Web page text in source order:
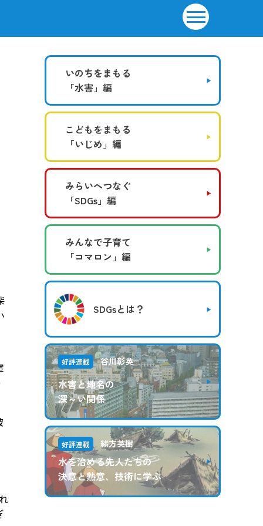
いのちをまもる
「水害」編
こどもをまもる
「いじめ」編
みらいへつなぐ
「SDGs」編
みんなで子育て
「コマロン」編
SDGsとは？
好評連載 谷川彰英
水害と地名の
深～い関係
好評連載 緒方英樹
水を治める先人たちの
決意と熱意、技術に学ぶ